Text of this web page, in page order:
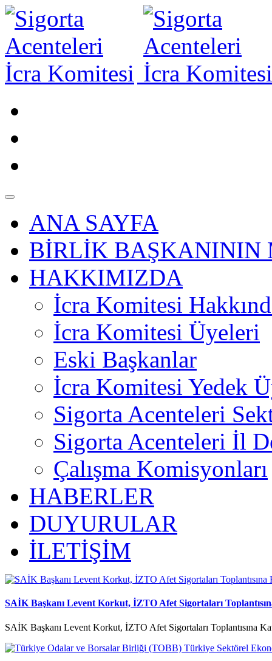
ANA SAYFA
BİRLİK BAŞKANININ
HAKKIMIZDA
İcra Komitesi
İcra Komitesi Üyeleri
Eski Başkanlar
İcra Komitesi Yedek
Sigorta Acenteleri
Sigorta Acenteleri İl
Çalışma Komisyonları
HABERLER
DUYURULAR
İLETİŞİM
SAİK Başkanı Levent Korkut, İZTO Afet Sigortaları
SAİK Başkanı Levent Korkut, İZTO Afet Sigortaları Toplantısına